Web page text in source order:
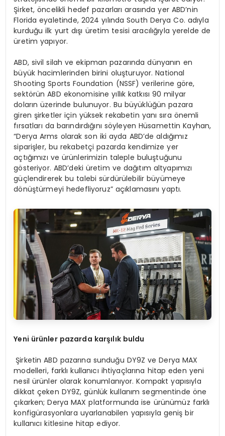
Şirket, öncelikli hedef pazarları arasında yer ABD’nin
Florida eyaletinde, 2024 yılında South Derya Co. adıyla
kurduğu ilk yurt dışı üretim tesisi aracılığıyla yerelde de
üretim yapıyor.
ABD, sivil silah ve ekipman pazarında dünyanın en
büyük hacimlerinden birini oluşturuyor. National
Shooting Sports Foundation (NSSF) verilerine göre,
sektörün ABD ekonomisine yıllık katkısı 90 milyar
doların üzerinde bulunuyor. Bu büyüklüğün pazara
giren şirketler için yüksek rekabetin yanı sıra önemli
fırsatları da barındırdığını söyleyen Hüsamettin Kayhan,
“Derya Arms olarak son iki ayda ABD’de aldığımız
siparişler, bu rekabetçi pazarda kendimize yer
açtığımızı ve ürünlerimizin taleple buluştuğunu
gösteriyor. ABD’deki üretim ve dağıtım altyapımızı
güçlendirerek bu talebi sürdürülebilir büyümeye
dönüştürmeyi hedefliyoruz” açıklamasını yaptı.
Yeni ürünler pazarda karşılık buldu
Şirketin ABD pazarına sunduğu DY9Z ve Derya MAX
modelleri, farklı kullanıcı ihtiyaçlarına hitap eden yeni
nesil ürünler olarak konumlanıyor. Kompakt yapısıyla
dikkat çeken DY9Z, günlük kullanım segmentinde öne
çıkarken; Derya MAX platformunda ise ürünümüz farklı
konfigürasyonlara uyarlanabilen yapısıyla geniş bir
kullanıcı kitlesine hitap ediyor.